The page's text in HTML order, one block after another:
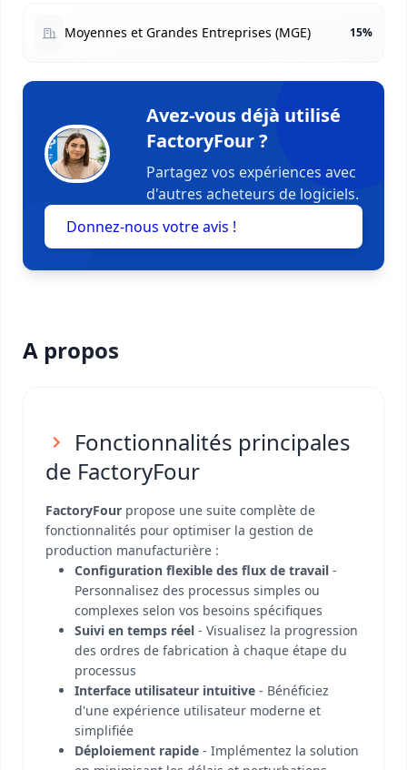
Moyennes et Grandes Entreprises (MGE) 15%
Avez-vous déjà utilisé
FactoryFour ?
Partagez vos expériences avec
d'autres acheteurs de logiciels.
Donnez-nous votre avis !
A propos
Fonctionnalités principales
de FactoryFour
FactoryFour propose une suite complète de
fonctionnalités pour optimiser la gestion de
production manufacturière :
Configuration flexible des flux de travail -
Personnalisez des processus simples ou
complexes selon vos besoins spécifiques
Suivi en temps réel - Visualisez la progression
des ordres de fabrication à chaque étape du
processus
Interface utilisateur intuitive - Bénéficiez
d'une expérience utilisateur moderne et
simplifiée
Déploiement rapide - Implémentez la solution